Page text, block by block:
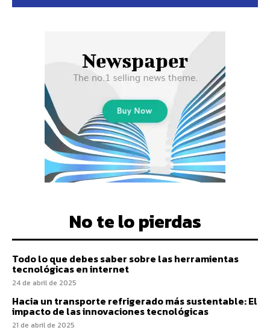
No te lo pierdas
Todo lo que debes saber sobre las herramientas
tecnológicas en internet
24 de abril de 2025
Hacia un transporte refrigerado más sustentable: El
impacto de las innovaciones tecnológicas
21 de abril de 2025